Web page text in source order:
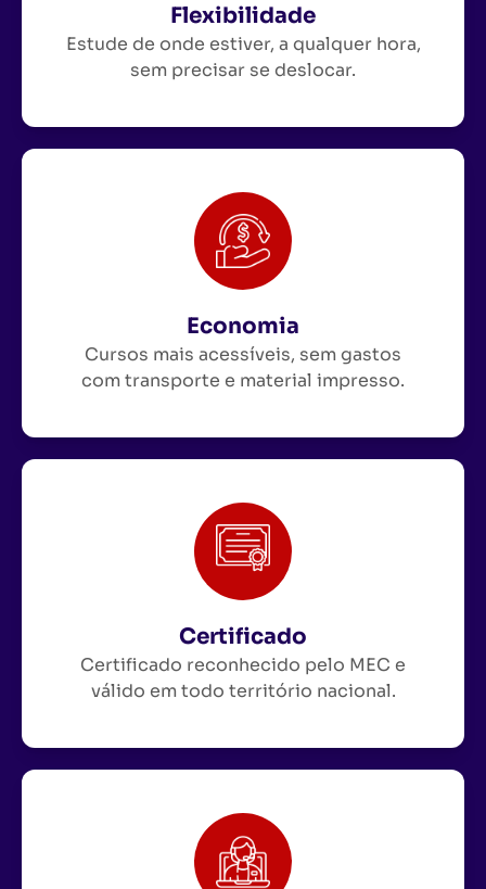
Flexibilidade
Estude de onde estiver, a qualquer hora,
sem precisar se deslocar.
Economia
Cursos mais acessíveis, sem gastos
com transporte e material impresso.
Certificado
Certificado reconhecido pelo MEC e
válido em todo território nacional.